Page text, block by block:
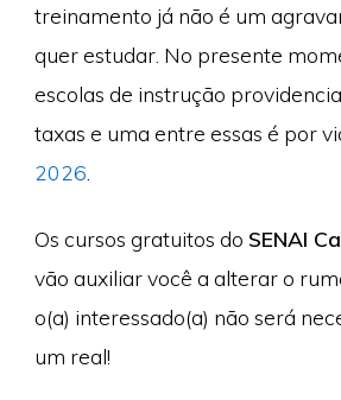
treinamento já não é um
quer estudar. No presente
escolas de instrução
taxas e uma entre essas é por
2026
Os cursos gratuitos do SENAI
vão auxiliar você a alterar o
o(a) interessado(a) não será
um real!